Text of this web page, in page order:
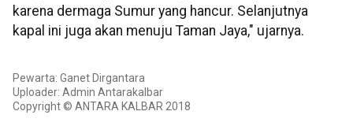
karena dermaga Sumur yang hancur. Selanjutnya
kapal ini juga akan menuju Taman Jaya," ujarnya.
Pewarta: Ganet Dirgantara
Uploader: Admin Antarakalbar
Copyright © ANTARA KALBAR 2018